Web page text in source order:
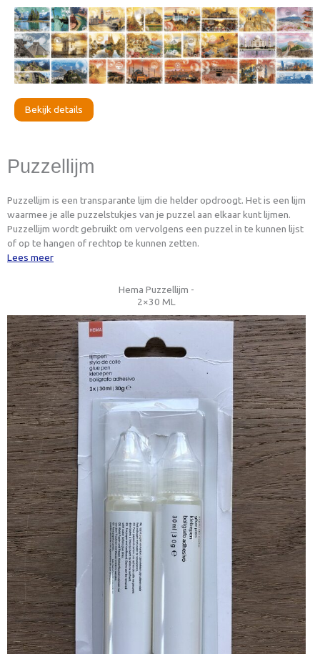
Bekijk details
Puzzellijm
Puzzellijm is een transparante lijm die helder opdroogt. Het is een lijm
waarmee je alle puzzelstukjes van je puzzel aan elkaar kunt lijmen.
Puzzellijm wordt gebruikt om vervolgens een puzzel in te kunnen lijst
of op te hangen of rechtop te kunnen zetten.
Lees meer
Hema Puzzellijm -
2×30 ML